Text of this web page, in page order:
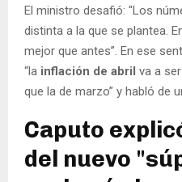
El ministro desafió: "Los
distinta a la que se plantea.
mejor que antes”. En ese
“la inflación de abril va a
que la de marzo” y habló de
Caputo
del nuevo